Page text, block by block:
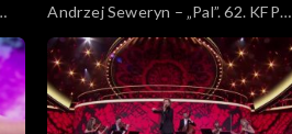
Andrzej Seweryn – „Pal”. 62. KFPP:
Koncert „Trzy ćwiartki Jacka
Cygana”